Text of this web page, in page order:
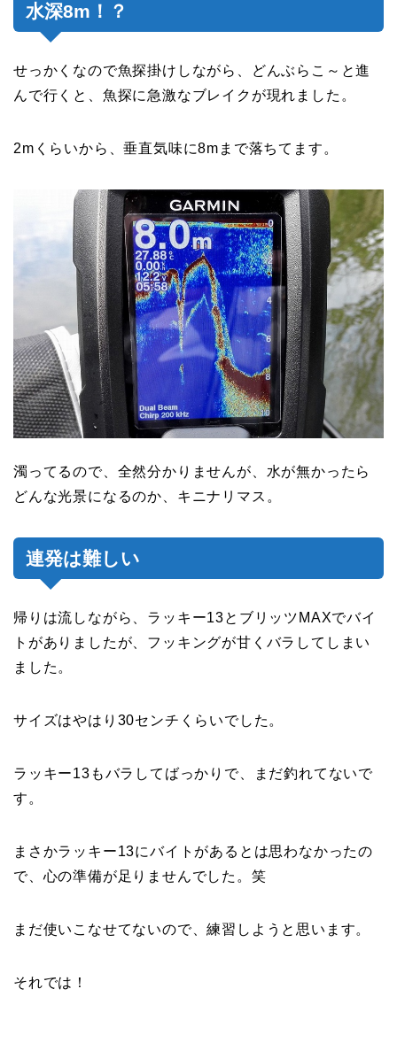
水深8m！？
せっかくなので魚探掛けしながら、どんぶらこ～と進
んで行くと、魚探に急激なブレイクが現れました。
2mくらいから、垂直気味に8mまで落ちてます。
濁ってるので、全然分かりませんが、水が無かったら
どんな光景になるのか、キニナリマス。
連発は難しい
帰りは流しながら、ラッキー13とブリッツMAXでバイ
トがありましたが、フッキングが甘くバラしてしまい
ました。
サイズはやはり30センチくらいでした。
ラッキー13もバラしてばっかりで、まだ釣れてないで
す。
まさかラッキー13にバイトがあるとは思わなかったの
で、心の準備が足りませんでした。笑
まだ使いこなせてないので、練習しようと思います。
それでは！